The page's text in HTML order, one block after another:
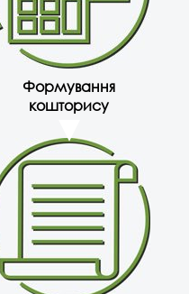
Формування
кошторису